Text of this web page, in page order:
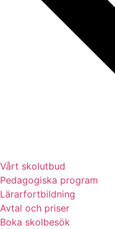
Vårt skolutbud
Pedagogiska program
Lärarfortbildning
Avtal och priser
Boka skolbesök